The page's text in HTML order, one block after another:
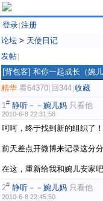
登录 注册
论坛 > 天使日记
发帖
[背包客] 和你一起成长（婉儿
精华 看64370 回344 收藏
1# 静听－－婉儿妈 只看他
2010-6-8 22:31:58
呵呵，终于找到新的组织了！
前天差点开微博来记录这分
在这，重新给我和婉儿安家吧
2# 静听－－婉儿妈 只看他
2010-6-8 22:45:50